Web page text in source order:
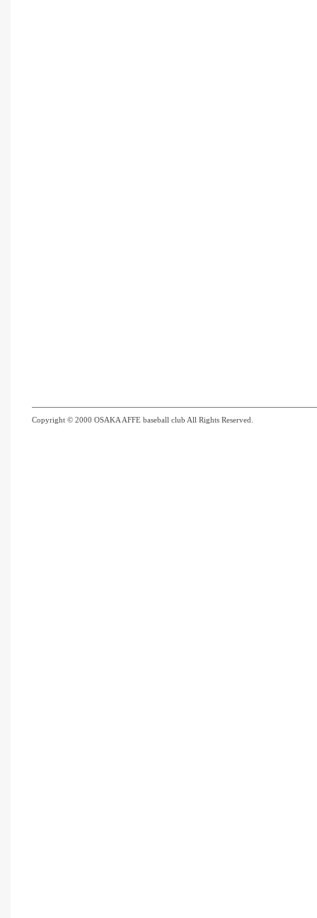
Copyright © 2000 OSAKA AFFE baseball club All Rights Reserved.